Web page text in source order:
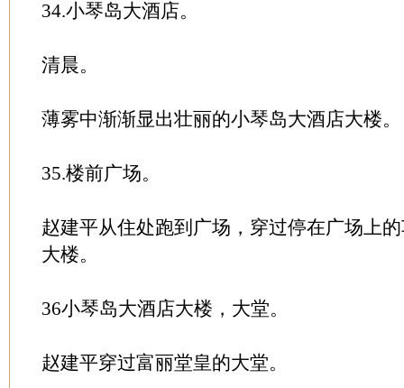
34.小琴岛大酒店。
清晨。
薄雾中渐渐显出壮丽的小琴岛大酒店大楼。
35.楼前广场。
赵建平从住处跑到广场，穿过停在广场上
大楼。
36小琴岛大酒店大楼，大堂。
赵建平穿过富丽堂皇的大堂。